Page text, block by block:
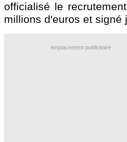
officialisé le
millions d'euros et signé
emplacement publicitaire